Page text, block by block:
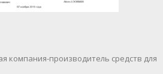
компания-производитель средств для